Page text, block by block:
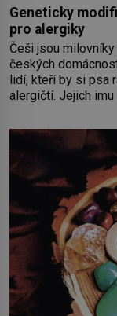
Geneticky
pro alergiky
Češi jsou
českých
lidí, kteří by si psa
alergičtí. Jejich imu